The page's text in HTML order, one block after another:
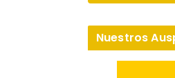
Nuestros